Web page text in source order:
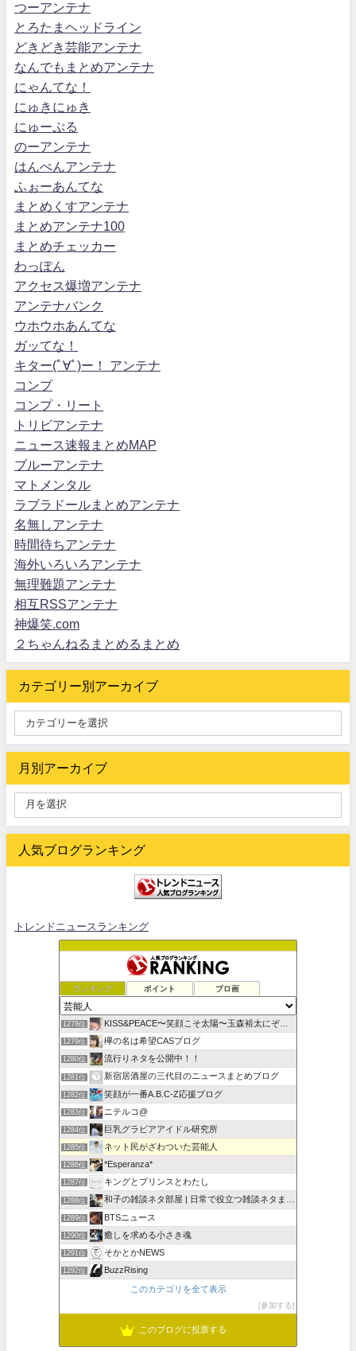
つーアンテナ
とろたまヘッドライン
どきどき芸能アンテナ
なんでもまとめアンテナ
にゃんてな！
にゅきにゅき
にゅーぷる
のーアンテナ
はんぺんアンテナ
ふぉーあんてな
まとめくすアンテナ
まとめアンテナ100
まとめチェッカー
わっぽん
アクセス爆増アンテナ
アンテナバンク
ウホウホあんてな
ガッてな！
キター(ﾟ∀ﾟ)ー！ アンテナ
コンプ
コンプ・リート
トリビアンテナ
ニュース速報まとめMAP
ブルーアンテナ
マトメンタル
ラブラドールまとめアンテナ
名無しアンテナ
時間待ちアンテナ
海外いろいろアンテナ
無理難題アンテナ
相互RSSアンテナ
神爆笑.com
２ちゃんねるまとめるまとめ
カテゴリー別アーカイブ
月別アーカイブ
人気ブログランキング
トレンドニュースランキング
ランキング ポイント ブロ画
1278位 KISS&PEACE〜笑顔こそ太陽〜玉森裕太にぞっこんらび
1279位 欅の名は希望CASブログ
1280位 流行りネタを公開中！！
1281位 新宿居酒屋の三代目のニュースまとめブログ
1282位 笑顔が一番A.B.C-Z応援ブログ
1283位 ニテルコ@
1284位 巨乳グラビアアイドル研究所
1285位 ネット民がざわついた芸能人
1286位 *Esperanza*
1287位 キングとプリンスとわたし
1288位 和子の雑談ネタ部屋 | 日常で役立つ雑談ネタまとめ
1289位 BTSニュース
1290位 癒しを求める小さき魂
1291位 そかとかNEWS
1292位 BuzzRising
このカテゴリを全て表示
参加する
このブログに投票する